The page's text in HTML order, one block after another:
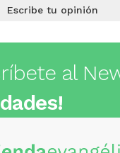
Escribe tu opinión
al